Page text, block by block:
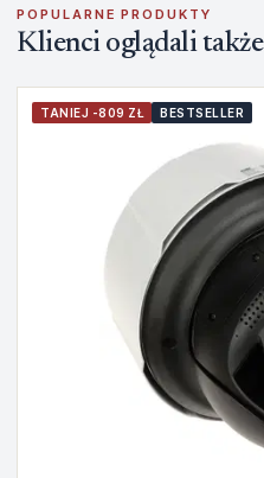
POPULARNE PRODUKTY
Klienci oglądali także
TANIEJ -809 ZŁ BESTSELLER